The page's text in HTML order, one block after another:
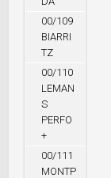
00/109
BIARRI
TZ
00/110
LEMAN
S
PERFO
+
00/111
MONTP